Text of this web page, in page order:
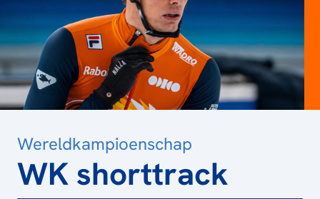
Wereldkampioenschap
WK shorttrack